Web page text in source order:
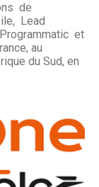
de
Lead
et
au
du Sud, en